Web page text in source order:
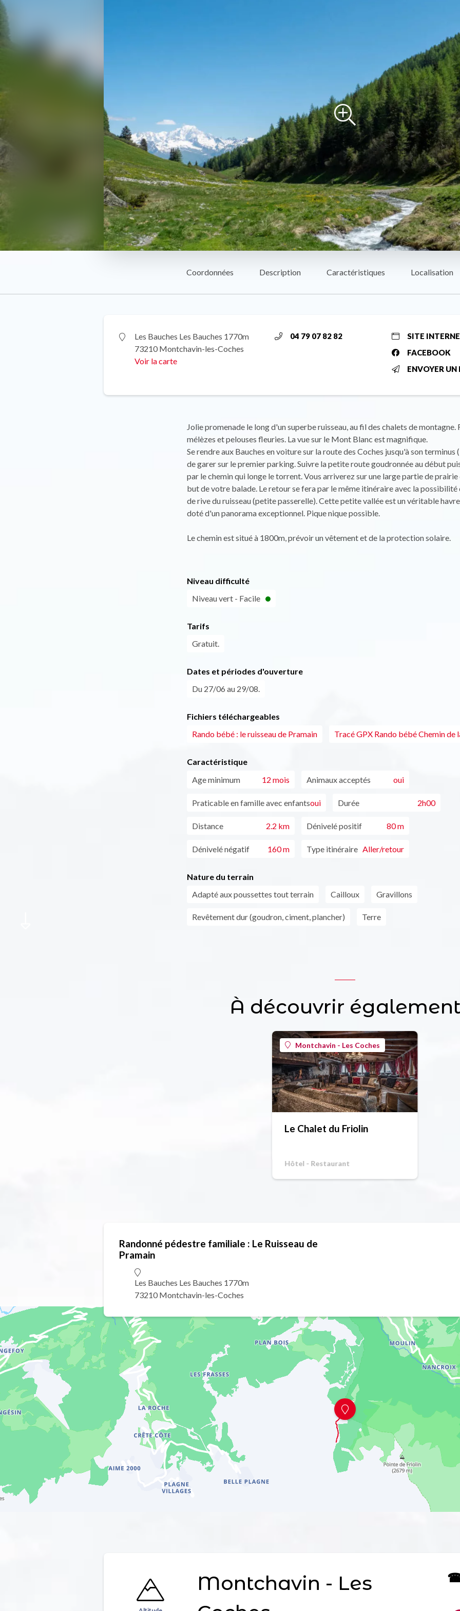
Coordonnées Description Caractéristiques Localisation
Les Bauches Les Bauches 1770m
73210 Montchavin-les-Coches
Voir la carte
04 79 07 82 82
SITE
FACEBOOK
ENVOYER UN
Jolie promenade le long d'un superbe ruisseau, au fil des chalets de montagne.
mélèzes et pelouses fleuries. La vue sur le Mont Blanc est magnifique.
Se rendre aux Bauches en voiture sur la route des Coches jusqu'à son terminus
de garer sur le premier parking. Suivre la petite route goudronnée au début
par le chemin qui longe le torrent. Vous arriverez sur une large partie de prairie
but de votre balade. Le retour se fera par le même itinéraire avec la possibilité
de rive du ruisseau (petite passerelle). Cette petite vallée est un véritable
doté d'un panorama exceptionnel. Pique nique possible.
Le chemin est situé à 1800m, prévoir un vêtement et de la protection solaire.
Niveau difficulté
Niveau vert - Facile
Tarifs
Gratuit.
Dates et périodes d'ouverture
Du 27/06 au 29/08.
Fichiers téléchargeables
Rando bébé : le ruisseau de Pramain
Tracé GPX Rando bébé Chemin de
Caractéristique
Age minimum
12 mois Animaux acceptés oui
Praticable en famille avec enfantsoui Durée 2h00
Distance 2.2 km Dénivelé positif 80 m
Dénivelé négatif 160 m Type itinéraire Aller/retour
Nature du terrain
Adapté aux poussettes tout terrain
Cailloux Gravillons
Revêtement dur (goudron, ciment, plancher) Terre
À découvrir
Montchavin - Les Coches
Le Chalet du Friolin
Hôtel - Restaurant
Randonné pédestre familiale : Le Ruisseau de
Pramain
Les Bauches Les Bauches 1770m
73210 Montchavin-les-Coches
Montchavin - Les
☎